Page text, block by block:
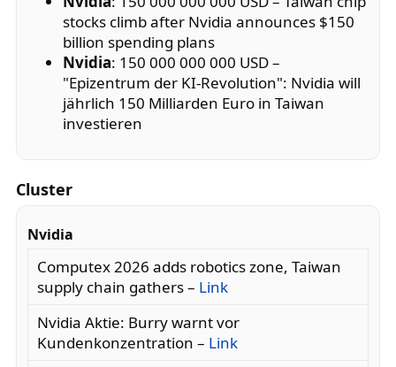
stocks climb after Nvidia announces $150
billion spending plans
Nvidia: 150 000 000 000 USD –
"Epizentrum der KI-Revolution": Nvidia will
jährlich 150 Milliarden Euro in Taiwan
investieren
Cluster
Nvidia
Computex 2026 adds robotics zone, Taiwan
supply chain gathers – Link
Nvidia Aktie: Burry warnt vor
Kundenkonzentration – Link